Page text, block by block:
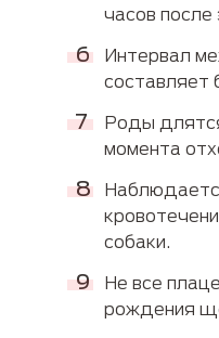
часов после
Интервал
составляет
Роды
момента
собаки.
Не все
рождения